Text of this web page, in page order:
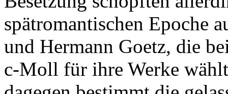
spätromantischen Epoche
und Hermann Goetz, die
c-Moll für ihre Werke